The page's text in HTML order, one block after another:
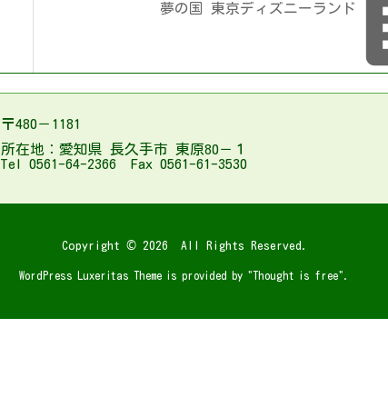
夢の国 東京ディズニーランド
〒480－1181
所在地：愛知県 長久手市 東原80－１
Tel 0561-64-2366 Fax 0561-61-3530
Copyright © 2026 All Rights Reserved.
WordPress Luxeritas Theme is provided by "Thought is free".